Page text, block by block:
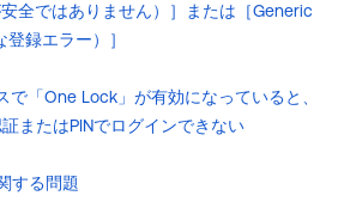
全ではありません）］または［Generic
録エラー）］
「One Lock」が有効になっていると、
またはPINでログインできない
する問題